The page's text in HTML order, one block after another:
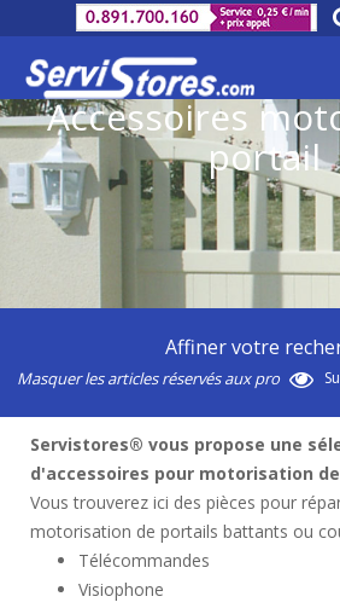
Accessoires
portail
Affiner votre
Masquer les articles réservés aux pro
Servistores® vous propose une
d'accessoires pour motorisation
Vous trouverez ici des pièces pour
motorisation de portails battants ou
Télécommandes
Visiophone